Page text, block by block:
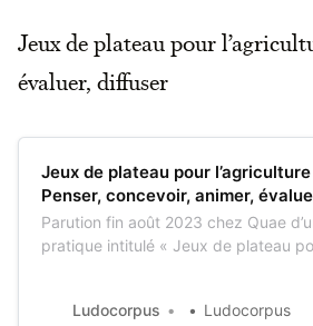
Jeux de plateau pour
évaluer, diffuser
Jeux de plateau pour
Penser, concevoir, animer,
Parution fin août 2023 chez Quae
pratique intitulé « Jeux de plateau
Michelin et Nolwenn Blache – se
Ludocorpus Ludocorpus